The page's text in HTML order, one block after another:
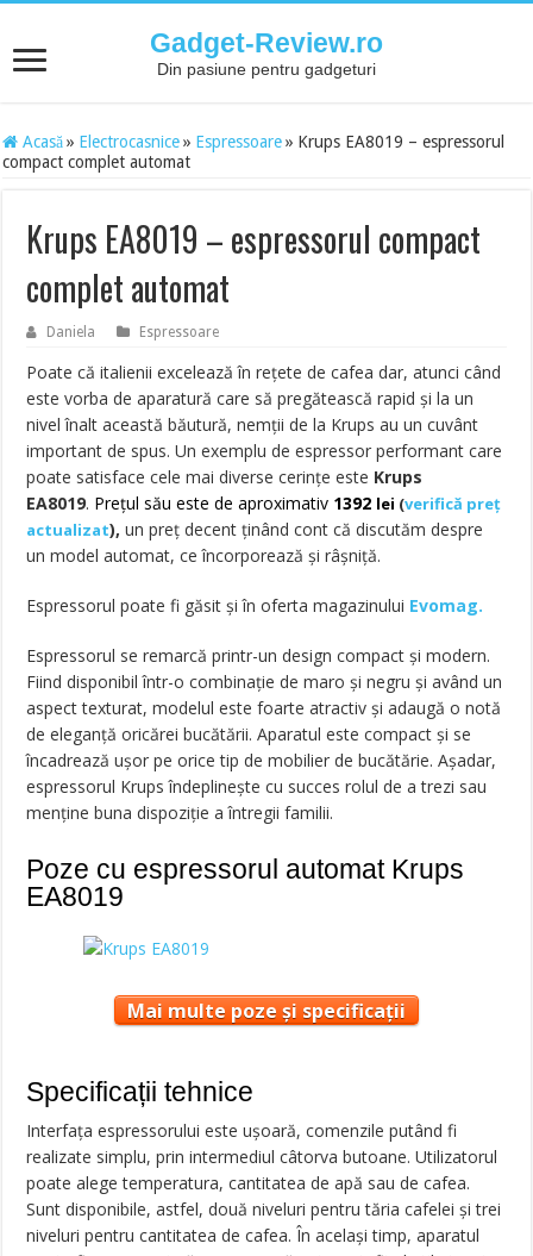
Gadget-Review.ro
Din pasiune pentru gadgeturi
Acasă » Electrocasnice » Espressoare » Krups EA8019 – espressorul
compact complet automat
Krups EA8019 – espressorul compact
complet automat
Daniela Espressoare
Poate că italienii excelează în rețete de cafea dar, atunci când
este vorba de aparatură care să pregătească rapid și la un
nivel înalt această băutură, nemții de la Krups au un cuvânt
important de spus. Un exemplu de espressor performant care
poate satisface cele mai diverse cerințe este Krups
EA8019. Prețul său este de aproximativ 1392 lei (verifică preț
actualizat),un preț decent ținând cont că discutăm despre
un model automat, ce încorporează și râșniță.
Espressorul poate fi găsit și în oferta magazinului Evomag.
Espressorul se remarcă printr-un design compact și modern.
Fiind disponibil într-o combinație de maro și negru și având un
aspect texturat, modelul este foarte atractiv și adaugă o notă
de eleganță oricărei bucătării. Aparatul este compact și se
încadrează ușor pe orice tip de mobilier de bucătărie. Așadar,
espressorul Krups îndeplinește cu succes rolul de a trezi sau
menține buna dispoziție a întregii familii.
Poze cu espressorul automat Krups
EA8019
Mai multe poze și specificații
Specificații tehnice
Interfața espressorului este ușoară, comenzile putând fi
realizate simplu, prin intermediul câtorva butoane. Utilizatorul
poate alege temperatura, cantitatea de apă sau de cafea.
Sunt disponibile, astfel, două niveluri pentru tăria cafelei și trei
niveluri pentru cantitatea de cafea. În același timp, aparatul